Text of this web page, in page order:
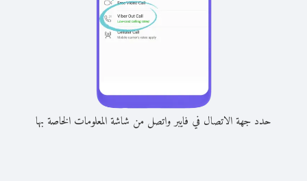
حدد جهة الاتصال في فايبر واتصل من شاشة المعلومات الخاصة بها